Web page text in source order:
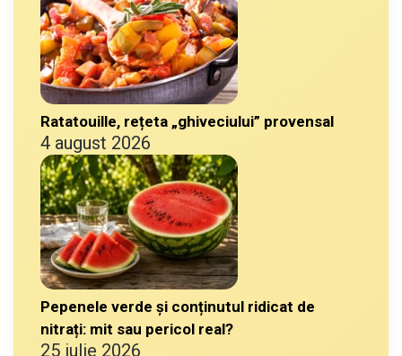
Ratatouille, rețeta „ghiveciului” provensal
4 august 2026
Pepenele verde și conținutul ridicat de
nitrați: mit sau pericol real?
25 iulie 2026